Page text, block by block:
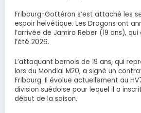
Fribourg-Gottéron s’est attaché les
espoir helvétique. Les Dragons ont
l’arrivée de Jamiro Reber (19 ans),
l’été 2026.
L’attaquant bernois de 19 ans, qui
lors du Mondial M20, a signé un
Fribourg. Il évolue actuellement au
division suédoise pour lequel il a
début de la saison.